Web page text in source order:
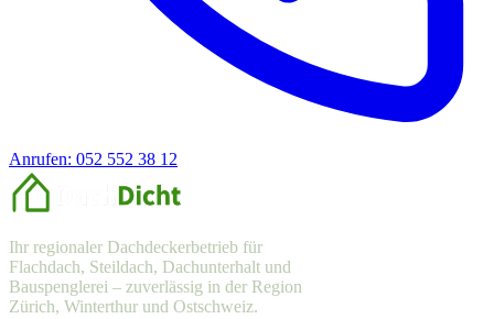
Anrufen: 052 552 38 12
Ihr regionaler Dachdeckerbetrieb für
Flachdach, Steildach, Dachunterhalt und
Bauspenglerei – zuverlässig in der Region
Zürich, Winterthur und Ostschweiz.